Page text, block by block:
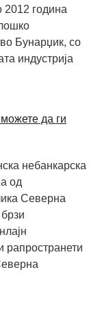
2012 година
Бунарџик, со
индустрија
можете да ги
небанкарска
од
Северна